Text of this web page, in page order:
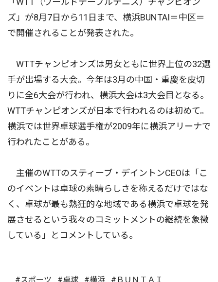
ズ」が8月7日から11日まで、横浜BUNTAI＝中区＝
で開催されることが発表された。
WTTチャンピオンズは男女ともに世界上位の32選
手が出場する大会。今年は3月の中国・重慶を皮切
りに全6大会が行われ、横浜大会は3大会目となる。
WTTチャンピオンズが日本で行われるのは初めて。
横浜では世界卓球選手権が2009年に横浜アリーナで
行われたことがある。
主催のWTTのスティーブ・デイントンCEOは「こ
のイベントは卓球の素晴らしさを称えるだけではな
く、卓球が最も熱狂的な地域である横浜で卓球を発
展させるという我々のコミットメントの継続を象徴
している」とコメントしている。
#スポーツ #卓球 #横浜 #ＢＵＮＴＡＩ